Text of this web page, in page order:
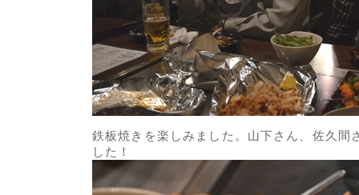
鉄板焼きを楽しみました。山下さん、佐久間
した！